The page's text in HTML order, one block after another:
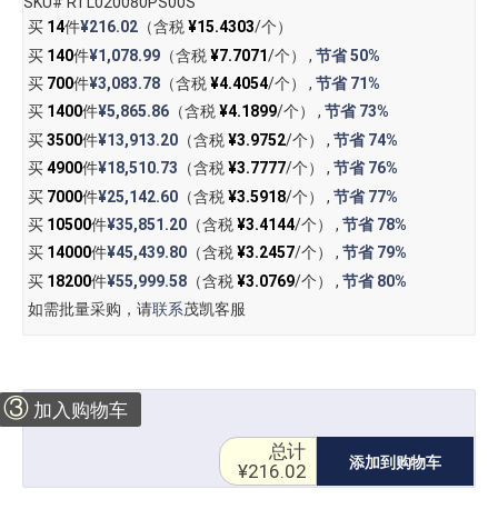
买 14件¥216.02（含税¥15.4303/个）
买 140件¥1,078.99（含税¥7.7071/个） , 节省50%
买 700件¥3,083.78（含税¥4.4054/个） , 节省71%
买 1400件¥5,865.86（含税¥4.1899/个） , 节省73%
买3500件¥13,913.20（含税¥3.9752/个） , 节省74%
买4900件¥18,510.73 （含税¥3.7777/个） , 节省76%
买 7000件¥25,142.60（含税¥3.5918/个） , 节省77%
买 10500件¥35,851.20（含税¥3.4144/个） , 节省78%
买 14000件¥45,439.80（含税¥3.2457/个） , 节省79%
买 18200件¥55,999.58（含税¥3.0769/个） , 节省80%
如需批量采购，请联系茂凯客服
③ 加入购物车
添加到购物车
总计
¥216.02